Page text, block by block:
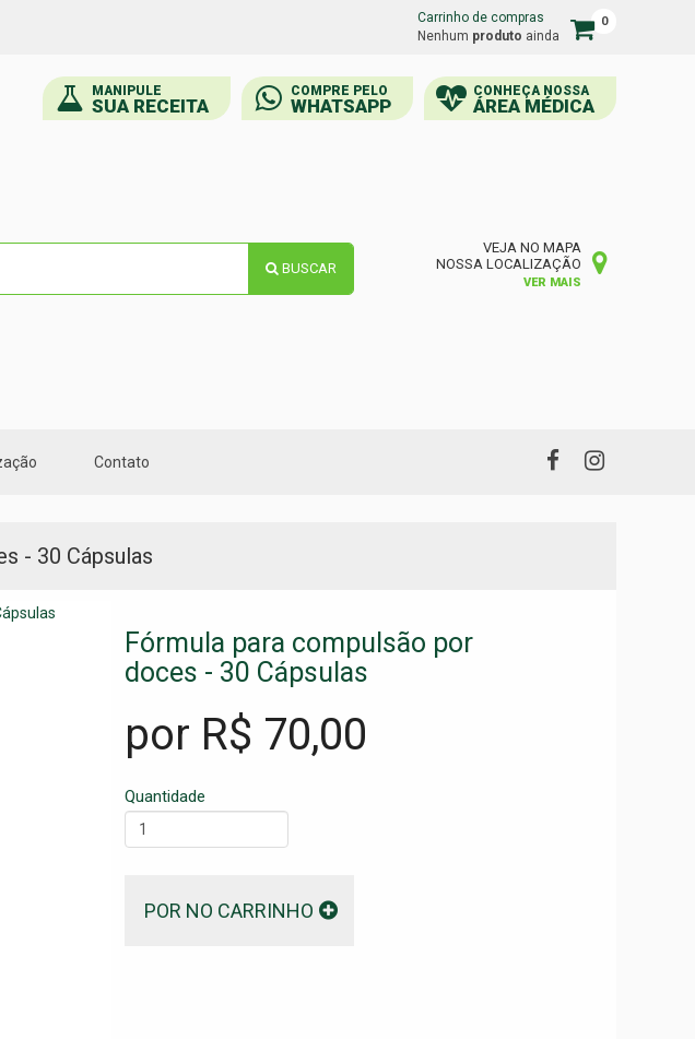
Carrinho
compras
Carrinho de compras
Nenhum produto ainda
0
CONHEÇA NOSSA
ÁREA MÉDICA
COMPRE PELO
WHATSAPP
MANIPULE
SUA RECEITA
BUSCAR
VEJA NO MAPA
NOSSA LOCALIZAÇÃO
VER MAIS
Contato
- 30 Cápsulas
Fórmula para compulsão por
doces - 30 Cápsulas
por R$ 70,00
Quantidade
POR NO CARRINHO